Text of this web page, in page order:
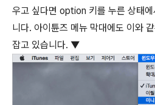
우고 싶다면 option 키를 누른 상태
니다. 아이튠즈 메뉴 막대에도 이와
잡고 있습니다. ▼